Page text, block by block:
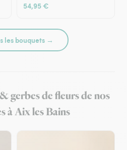
54,95 €
les bouquets →
gerbes de fleurs de nos
à Aix les Bains